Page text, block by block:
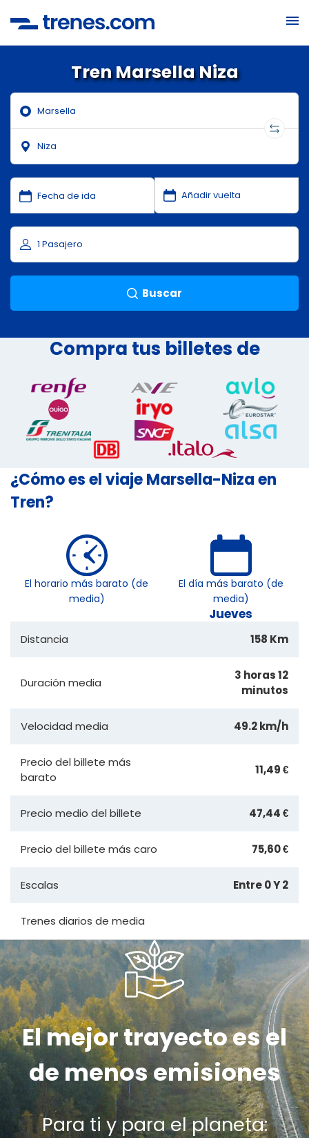
Tren Marsella Niza
Buscar
Compra tus billetes de
¿Cómo es el viaje Marsella-Niza en
Tren?
El horario más barato (de
media)
El día más barato (de
media)
Jueves
Distancia 158 Km
Duración media
3 horas 12
minutos
Velocidad media 49.2 km/h
Precio del billete más
barato
11,49 €
Precio medio del billete 47,44 €
Precio del billete más caro 75,60 €
Escalas Entre 0 Y 2
Trenes diarios de media
El mejor trayecto es el
de menos emisiones
Para ti y para el planeta: